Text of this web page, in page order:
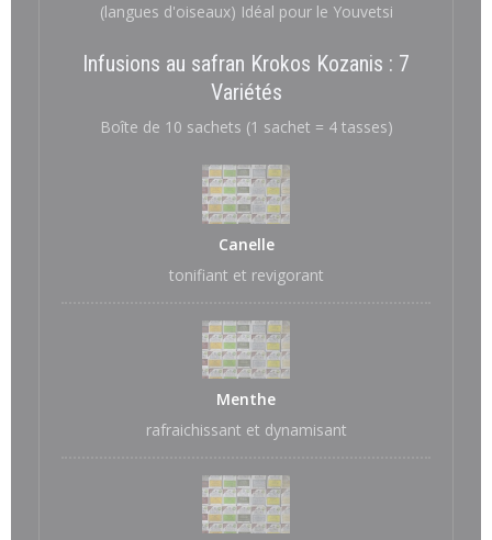
(langues d'oiseaux) Idéal pour le Youvetsi
Infusions au safran Krokos Kozanis : 7
Variétés
Boîte de 10 sachets (1 sachet = 4 tasses)
Canelle
tonifiant et revigorant
Menthe
rafraichissant et dynamisant